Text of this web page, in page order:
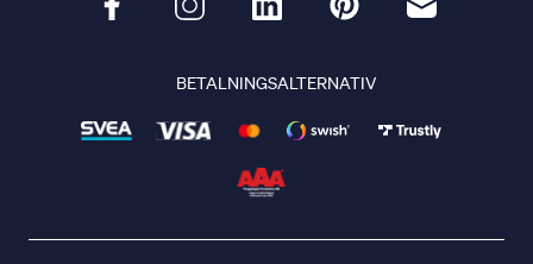
BETALNINGSALTERNATIV